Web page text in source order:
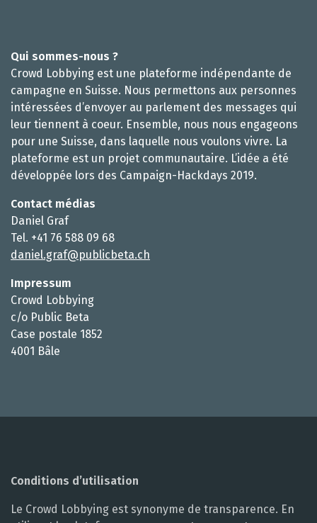
Qui sommes-nous ?
Crowd Lobbying est une plateforme indépendante de
campagne en Suisse. Nous permettons aux personnes
intéressées d’envoyer au parlement des messages qui
leur tiennent à coeur. Ensemble, nous nous engageons
pour une Suisse, dans laquelle nous voulons vivre. La
plateforme est un projet communautaire. L’idée a été
développée lors des Campaign-Hackdays 2019.
Contact médias
Daniel Graf
Tel. +41 76 588 09 68
daniel.graf@publicbeta.ch
Impressum
Crowd Lobbying
c/o Public Beta
Case postale 1852
4001 Bâle
Conditions d’utilisation
Le Crowd Lobbying est synonyme de transparence. En